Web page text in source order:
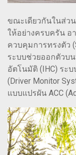
ขณะเดียวกันในส่ว
ให้อย่างครบครัน อ
ควบคุมการทรงตัว
ระบบช่วยออกตัวบ
อัตโนมัติ (IHC) ระ
(Driver Monitor
แบบแปรผัน ACC